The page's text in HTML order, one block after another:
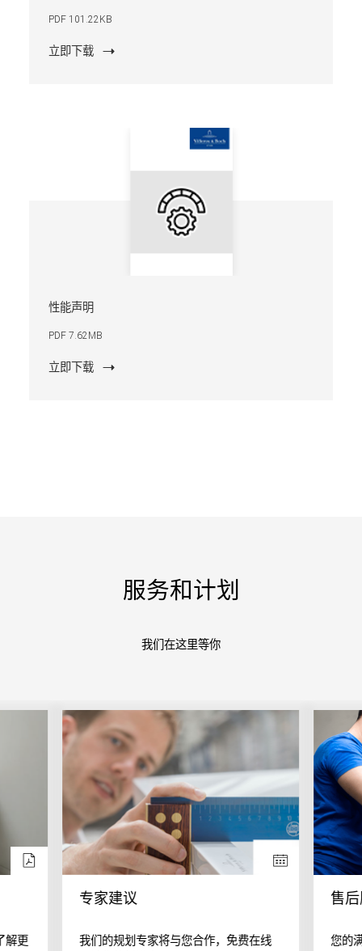
PDF 101.22KB
立即下载
性能声明
PDF 7.62MB
立即下载
服务和计划
我们在这里等你
解更
专家建议
我们的规划专家将与您合作，免费在线
售
您的